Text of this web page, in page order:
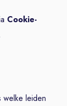
Cookie-
welke leiden